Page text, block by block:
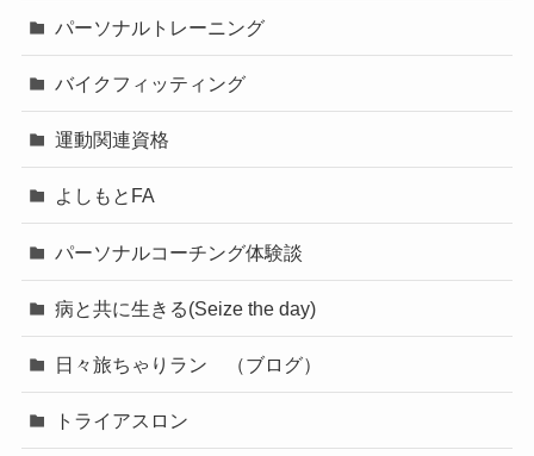
パーソナルトレーニング
バイクフィッティング
運動関連資格
よしもとFA
パーソナルコーチング体験談
病と共に生きる(Seize the day)
日々旅ちゃりラン （ブログ）
トライアスロン